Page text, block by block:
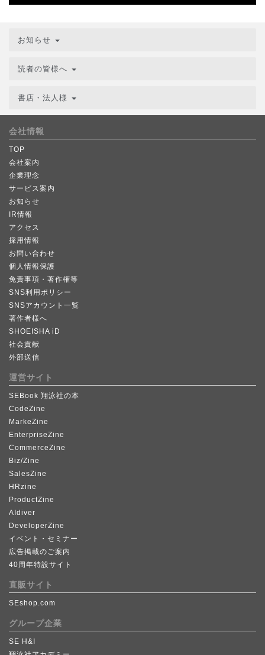
お知らせ
読者の皆様へ
書店・法人様
会社情報
TOP
会社案内
企業理念
サービス案内
お知らせ
IR情報
アクセス
採用情報
お問い合わせ
個人情報保護
免責事項・著作権等
SNS利用ポリシー
SNSアカウント一覧
著作者様へ
SHOEISHA iD
社会貢献
外部送信
運営サイト
SEBook 翔泳社の本
CodeZine
MarkeZine
EnterpriseZine
CommerceZine
Biz/Zine
SalesZine
HRzine
ProductZine
AIdiver
DeveloperZine
イベント・セミナー
広告掲載のご案内
40周年特設サイト
直販サイト
SEshop.com
グループ企業
SE H&I